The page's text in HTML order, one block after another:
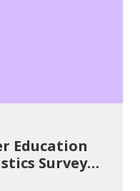
Education
Survey